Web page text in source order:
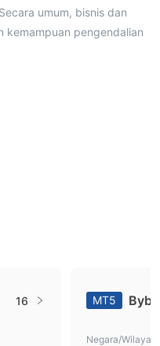
umum, bisnis dan
kemampuan pengendalian
16 MT5
Negara/Wilayah